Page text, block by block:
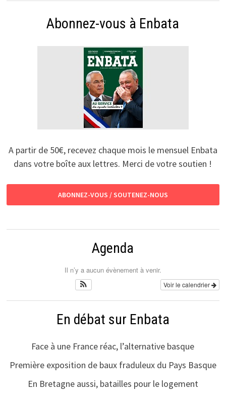
Abonnez-vous à Enbata
A partir de 50€, recevez chaque mois le mensuel Enbata
dans votre boîte aux lettres. Merci de votre soutien !
ABONNEZ-VOUS / SOUTENEZ-NOUS
Agenda
Il n’y a aucun évènement à venir.
Voir le calendrier
En débat sur Enbata
Face à une France réac, l’alternative basque
Première exposition de baux fraduleux du Pays Basque
En Bretagne aussi, batailles pour le logement